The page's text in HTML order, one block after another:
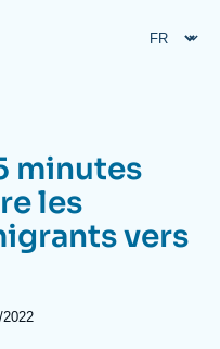
minutes
les
vers
2022